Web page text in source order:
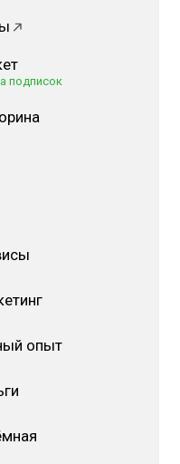
подписок
опыт